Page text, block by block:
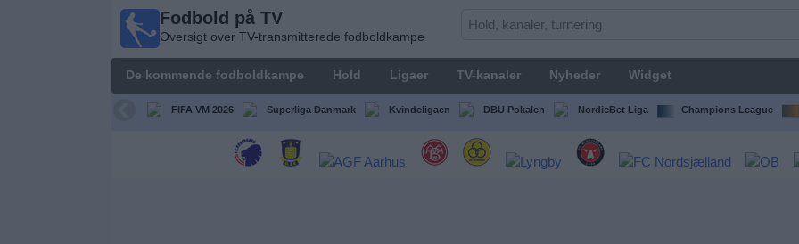
Fodbold på TV
Oversigt over TV-transmitterede fodboldkampe
De kommende fodboldkampe Hold Ligaer TV-kanaler Nyheder Widget
FIFA VM 2026 Superliga Danmark Kvindeligaen DBU Pokalen NordicBet Liga Champions League
Oversigt over
transmitterede